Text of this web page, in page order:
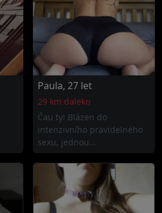
Paula, 27 let
29 km daleko
Čau ty! Blázen do
intenzivního pravidelného
sexu, jednou...